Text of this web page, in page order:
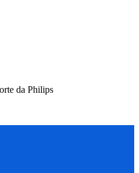
da Philips